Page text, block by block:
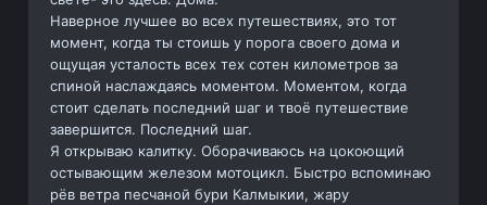
Наверное лучшее во всех путешествиях, это тот
момент, когда ты стоишь у порога своего дома и
ощущая усталость всех тех сотен километров за
спиной наслаждаясь моментом. Моментом, когда
стоит сделать последний шаг и твоё путешествие
завершится. Последний шаг.
Я открываю калитку. Оборачиваюсь на цокоющий
остывающим железом мотоцикл. Быстро вспоминаю
рёв ветра песчаной бури Калмыкии, жару